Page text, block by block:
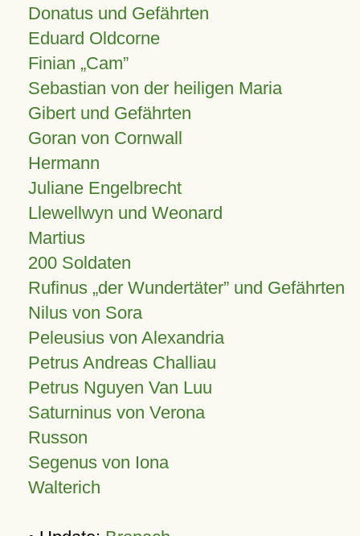
Donatus und Gefährten
Eduard Oldcorne
Finian Cam
Sebastian von der heiligen Maria
Gibert und Gefährten
Goran von Cornwall
Hermann
Juliane Engelbrecht
Llewellwyn und Weonard
Martius
200 Soldaten
Rufinus „der Wundertäter” und Gefährten
Nilus von Sora
Peleusius von Alexandria
Petrus Andreas Challiau
Petrus Nguyen Van Luu
Saturninus von Verona
Russon
Segenus von Iona
Walterich